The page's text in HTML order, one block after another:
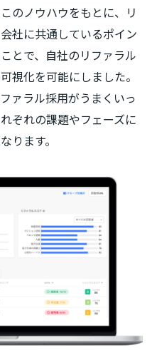
のノウハウをもとに、リ
社に共通しているポイン
とで、自社のリファラル
視化を可能にしました。
ァラル採用がうまくいっ
ぞれの課題やフェーズに
ります。